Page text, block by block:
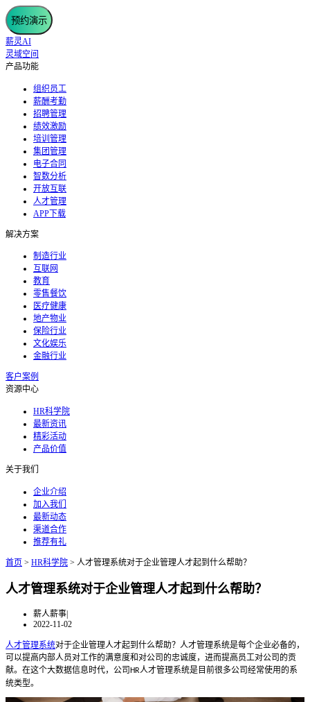
预约演示
薪灵AI
灵域空间
产品功能
组织员工
薪酬考勤
招聘管理
绩效激励
培训管理
集团管理
电子合同
智数分析
开放互联
人才管理
APP下载
解决方案
制造行业
互联网
教育
零售餐饮
医疗健康
地产物业
保险行业
文化娱乐
金融行业
客户案例
资源中心
HR科学院
最新资讯
精彩活动
产品价值
关于我们
企业介绍
加入我们
最新动态
渠道合作
推荐有礼
首页 > HR科学院 > 人才管理系统对于企业管理人才起到什么帮助？
人才管理系统对于企业管理人才起到什么帮助？
薪人薪事|
2022-11-02
人才管理系统对于企业管理人才起到什么帮助？人才管理系统是每个企业必备的，
可以提高内部人员对工作的满意度和对公司的忠诚度，进而提高员工对公司的贡
献。在这个大数据信息时代，公司 HR人才管理系统是目前很多公司经常使用的系
统类型。